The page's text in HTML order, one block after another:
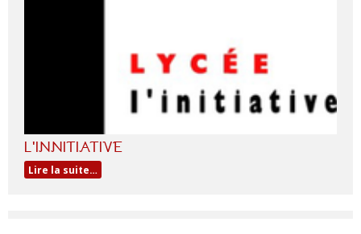
L'INNITIATIVE
Lire la suite…